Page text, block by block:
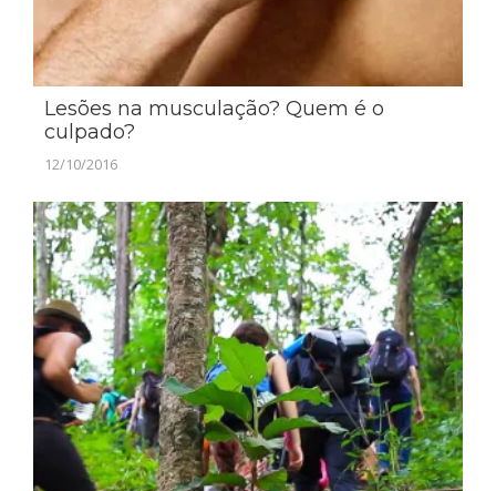
Lesões na musculação? Quem é o
culpado?
12/10/2016